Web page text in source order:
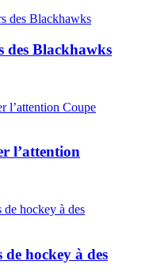
des Blackhawks
l’attention
de hockey à des